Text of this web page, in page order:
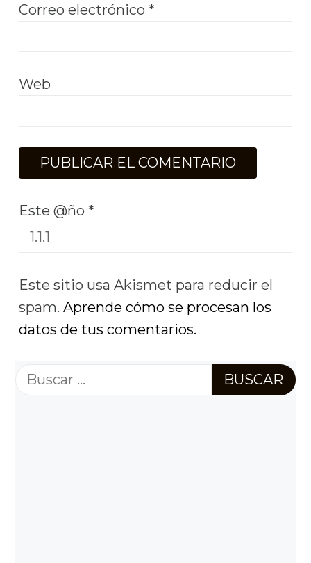
Correo electrónico *
Web
Este @ño *
Este sitio usa Akismet para reducir el
spam. Aprende cómo se procesan los
datos de tus comentarios.
Buscar: